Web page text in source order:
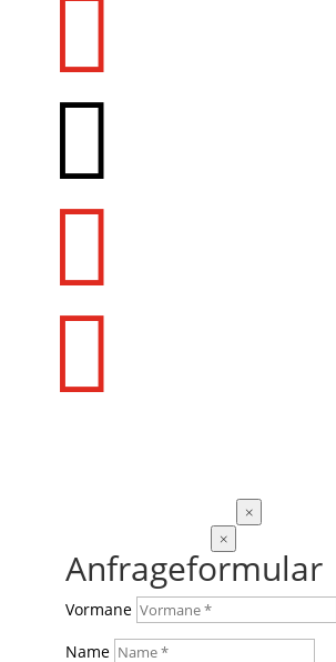




×
×
Anfrageformular
Vormane
Name